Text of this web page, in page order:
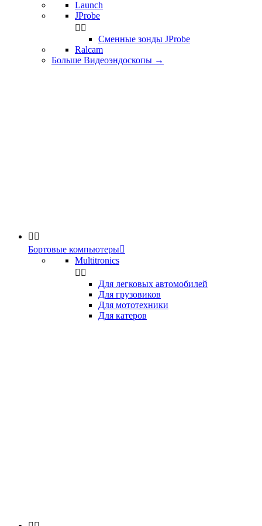
Launch
JProbe
 
Сменные зонды JProbe
Ralcam
Больше Видеоэндоскопы →
 
Бортовые компьютеры
Multitronics
 
Для легковых автомобилей
Для грузовиков
Для мототехники
Для катеров